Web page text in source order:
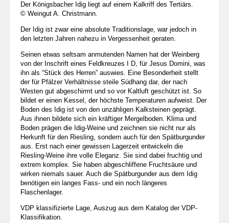
Der Königsbacher Idig liegt auf einem Kalkriff des Tertiärs.
© Weingut A. Christmann.
Der Idig ist zwar eine absolute Traditionslage, war jedoch in
den letzten Jahren nahezu in Vergessenheit geraten.
Seinen etwas seltsam anmutenden Namen hat der Weinberg
von der Inschrift eines Feldkreuzes I D, für Jesus Domini, was
ihn als “Stück des Herren” auswies. Eine Besonderheit stellt
der für Pfälzer Verhältnisse steile Südhang dar, der nach
Westen gut abgeschirmt und so vor Kaltluft geschützt ist. So
bildet er einen Kessel, der höchste Temperaturen aufweist. Der
Boden des Idig ist von den unzähligen Kalksteinen geprägt.
Aus ihnen bildete sich ein kräftiger Mergelboden. Klima und
Boden prägen die Idig-Weine und zeichnen sie nicht nur als
Herkunft für den Riesling, sondern auch für den Spätburgunder
aus. Erst nach einer gewissen Lagerzeit entwickeln die
Riesling-Weine ihre volle Eleganz. Sie sind dabei fruchtig und
extrem komplex. Sie haben abgeschliffene Fruchtsäure und
wirken niemals sauer. Auch die Spätburgunder aus dem Idig
benötigen ein langes Fass- und ein noch längeres
Flaschenlager.
VDP klassifizierte Lage, Auszug aus dem Katalog der VDP-
Klassifikation.